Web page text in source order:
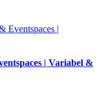
Eventspaces |
| Variabel &